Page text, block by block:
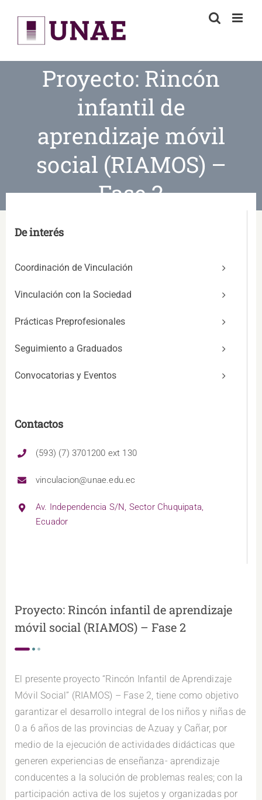
content
Proyecto: Rincón
infantil de
aprendizaje móvil
social (RIAMOS) –
Fase 2
De interés
Coordinación de Vinculación
Vinculación con la Sociedad
Prácticas Preprofesionales
Seguimiento a Graduados
Convocatorias y Eventos
Contactos
(593) (7) 3701200 ext 130
vinculacion@unae.edu.ec
Av. Independencia S/N, Sector Chuquipata,
Ecuador
Proyecto: Rincón infantil de aprendizaje
móvil social (RIAMOS) – Fase 2
El presente proyecto “Rincón Infantil de Aprendizaje
Móvil Social” (RIAMOS) – Fase 2, tiene como objetivo
garantizar el desarrollo integral de los niños y niñas de
0 a 6 años de las provincias de Azuay y Cañar, por
medio de la ejecución de actividades didácticas que
generen experiencias de enseñanza- aprendizaje
conducentes a la solución de problemas reales; con la
participación activa de los sujetos y organizadas por